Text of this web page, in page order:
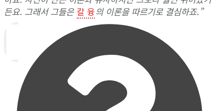
든요. 그래서 그들은 칼 융의 이론을 따르기로 결심하죠.”